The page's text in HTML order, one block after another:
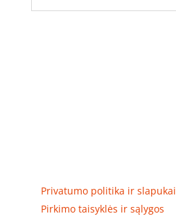
Privatumo politika ir slapukai
Pirkimo taisyklės ir sąlygos